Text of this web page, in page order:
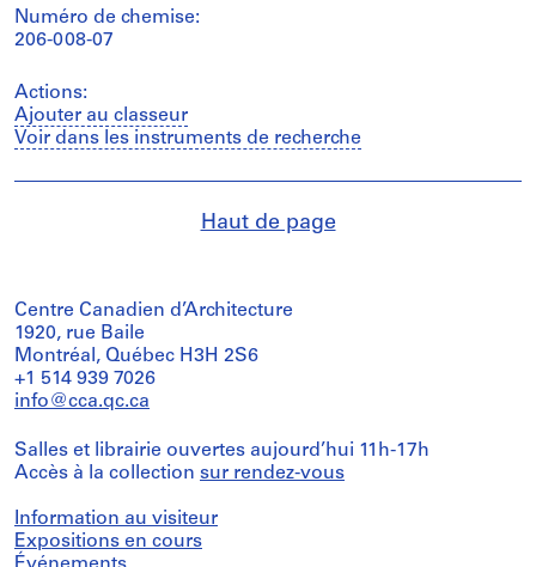
Numéro de chemise:
206-008-07
Actions:
Ajouter au classeur
Voir dans les instruments de recherche
Haut de page
Centre Canadien d’Architecture
1920, rue Baile
Montréal, Québec H3H 2S6
+1 514 939 7026
info@cca.qc.ca
Salles et librairie ouvertes aujourd’hui 11h-17h
Accès à la collection sur rendez-vous
Information au visiteur
Expositions en cours